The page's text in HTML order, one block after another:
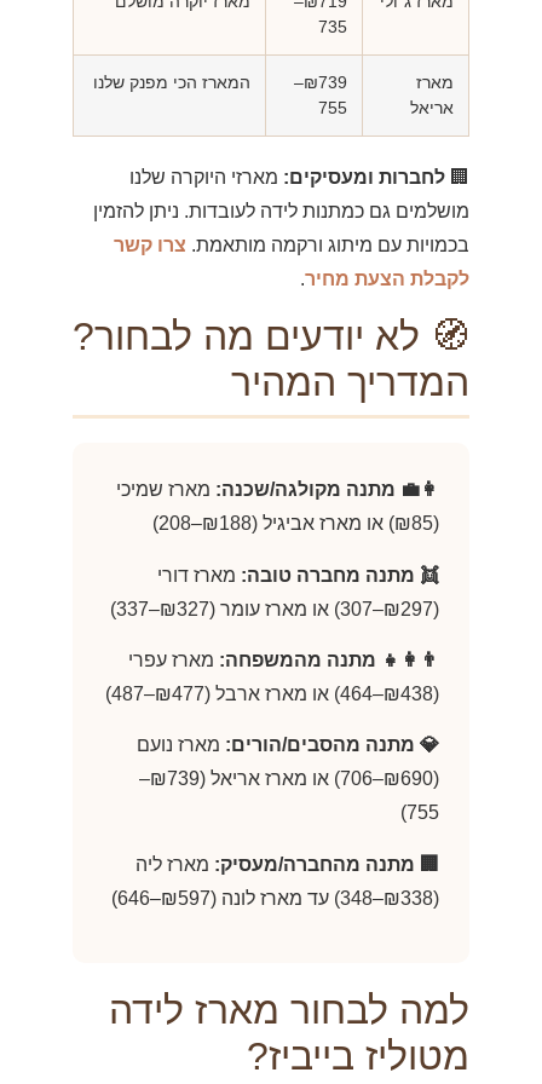
735
מארז
אריאל
₪739–
755
המארז הכי מפנק שלנו
🏢 לחברות ומעסיקים: מארזי היוקרה שלנו
מושלמים גם כמתנות לידה לעובדות. ניתן להזמין
בכמויות עם מיתוג ורקמה מותאמת. צרו קשר
לקבלת הצעת מחיר.
🧭 לא יודעים מה לבחור?
המדריך המהיר
👩‍💼 מתנה מקולגה/שכנה: מארז שמיכי
(₪85) או מארז אביגיל (₪188–208)
👯 מתנה מחברה טובה: מארז דורי
(₪297–307) או מארז עומר (₪327–337)
👨‍👩‍👧 מתנה מהמשפחה: מארז עפרי
(₪438–464) או מארז ארבל (₪477–487)
💎 מתנה מהסבים/הורים: מארז נועם
(₪690–706) או מארז אריאל (₪739–
755)
🏢 מתנה מהחברה/מעסיק: מארז ליה
(₪338–348) עד מארז לונה (₪597–646)
למה לבחור מארז לידה
מטוליז בייביז?